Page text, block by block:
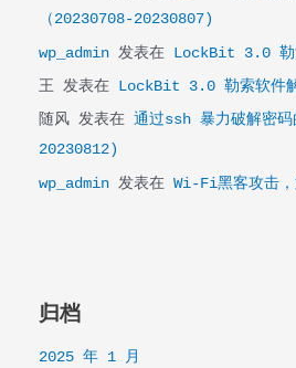
（20230708-20230807)
wp_admin发表在 LockBit 3.0 勒
王 发表在 LockBit 3.0 勒索软件
随风发表在 通过ssh 暴力破解密
20230812)
wp_admin发表在 Wi-Fi黑客攻击，
归档
2025 年 1 月